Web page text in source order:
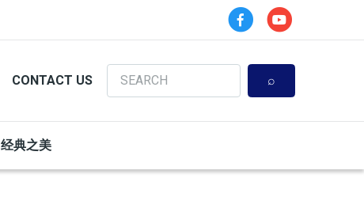
CONTACT US
Search
经典之美